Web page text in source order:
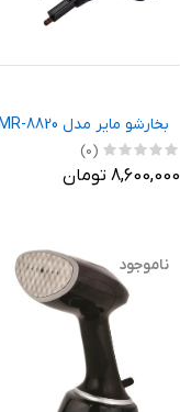
بخارشو مایر مدل MR-8820
(0)
8,600,000 تومان
ناموجود